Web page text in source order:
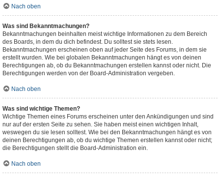
Nach oben
Was sind Bekanntmachungen?
Bekanntmachungen beinhalten meist wichtige Informationen zu dem Bereich
des Boards, in dem du dich befindest. Du solltest sie stets lesen.
Bekanntmachungen erscheinen oben auf jeder Seite des Forums, in dem sie
erstellt wurden. Wie bei globalen Bekanntmachungen hängt es von deinen
Berechtigungen ab, ob du Bekanntmachungen erstellen kannst oder nicht. Die
Berechtigungen werden von der Board-Administration vergeben.
Nach oben
Was sind wichtige Themen?
Wichtige Themen eines Forums erscheinen unter den Ankündigungen und sind
nur auf der ersten Seite zu sehen. Sie haben meist einen wichtigen Inhalt,
weswegen du sie lesen solltest. Wie bei den Bekanntmachungen hängt es von
deinen Berechtigungen ab, ob du wichtige Themen erstellen kannst oder nicht;
die Berechtigungen stellt die Board-Administration ein.
Nach oben